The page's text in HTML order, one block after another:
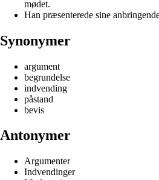
mødet.
Han præsenterede sine
Synonymer
argument
begrundelse
indvending
påstand
bevis
Antonymer
Argumenter
Indvendinger